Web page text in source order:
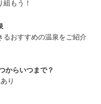
もう！
おすすめの温泉をご紹介
からいつまで？
り